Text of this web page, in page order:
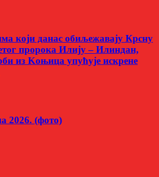
који данас обиљежавају Крсну
пророка Илију – Илиндан,
из Kоњица упућује искрене
2026. (фото)